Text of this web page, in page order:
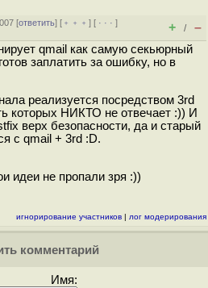
[ответить] [ ﹢﹢﹢] [ · · ·]
+ / –
qmail как самую секьюрный
заплатить за ошибку, но в
реализуется посредством 3rd
которых НИКТО не отвечает :)) И
верх безопасности, да и старый
с qmail + 3rd :D.
идеи не пропали зря :))
игнорирование участников | лог модерирования
комментарий
Имя: